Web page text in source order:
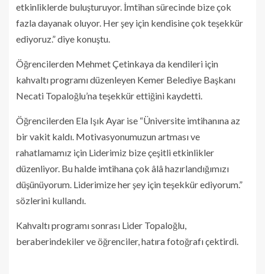
etkinliklerde buluşturuyor. İmtihan sürecinde bize çok
fazla dayanak oluyor. Her şey için kendisine çok teşekkür
ediyoruz.” diye konuştu.
Öğrencilerden Mehmet Çetinkaya da kendileri için
kahvaltı programı düzenleyen Kemer Belediye Başkanı
Necati Topaloğlu’na teşekkür ettiğini kaydetti.
Öğrencilerden Ela Işık Ayar ise “Üniversite imtihanına az
bir vakit kaldı. Motivasyonumuzun artması ve
rahatlamamız için Liderimiz bize çeşitli etkinlikler
düzenliyor. Bu halde imtihana çok âlâ hazırlandığımızı
düşünüyorum. Liderimize her şey için teşekkür ediyorum.”
sözlerini kullandı.
Kahvaltı programı sonrası Lider Topaloğlu,
beraberindekiler ve öğrenciler, hatıra fotoğrafı çektirdi.